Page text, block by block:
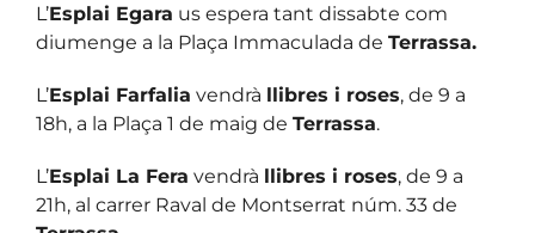
L’Esplai Egara us espera tant dissabte com
diumenge a la Plaça Immaculada de Terrassa.
L’Esplai Farfalia vendrà llibres i roses, de 9 a
18h, a la Plaça 1 de maig de Terrassa.
L’Esplai La Fera vendrà llibres i roses, de 9 a
21h, al carrer Raval de Montserrat núm. 33 de